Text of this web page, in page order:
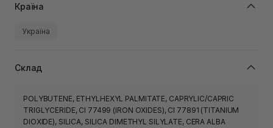
Країна
Україна
Склад
POLYBUTENE, ETHYLHEXYL PALMITATE, CAPRYLIC/CAPRIC
TRIGLYCERIDE, CI 77499 (IRON OXIDES), CI 77891 (TITANIUM
DIOXIDE), SILICA, SILICA DIMETHYL SILYLATE, CERA ALBA